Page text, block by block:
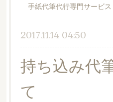
ブログ お客様の声
Instagram
手紙代筆代行専門サービ
2017.11.14 04:50
持ち込み代
て